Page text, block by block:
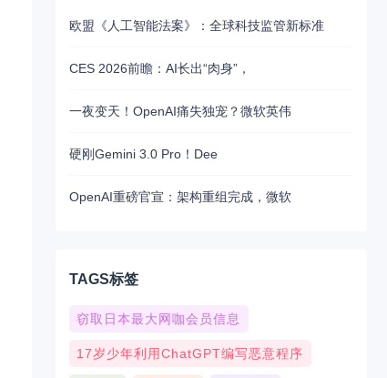
欧盟《人工智能法案》：全球科技监管新标准
CES 2026前瞻：AI长出“肉身”，
一夜变天！OpenAI痛失独宠？微软英伟
硬刚Gemini 3.0 Pro！Dee
OpenAI重磅官宣：架构重组完成，微软
TAGS标签
窃取日本最大网咖会员信息
17岁少年利用ChatGPT编写恶意程序